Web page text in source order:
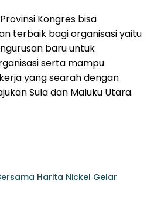
Kongres bisa
terbaik bagi organisasi yaitu
baru untuk
serta mampu
yang searah dengan
Sula dan Maluku Utara.
Harita Nickel Gelar